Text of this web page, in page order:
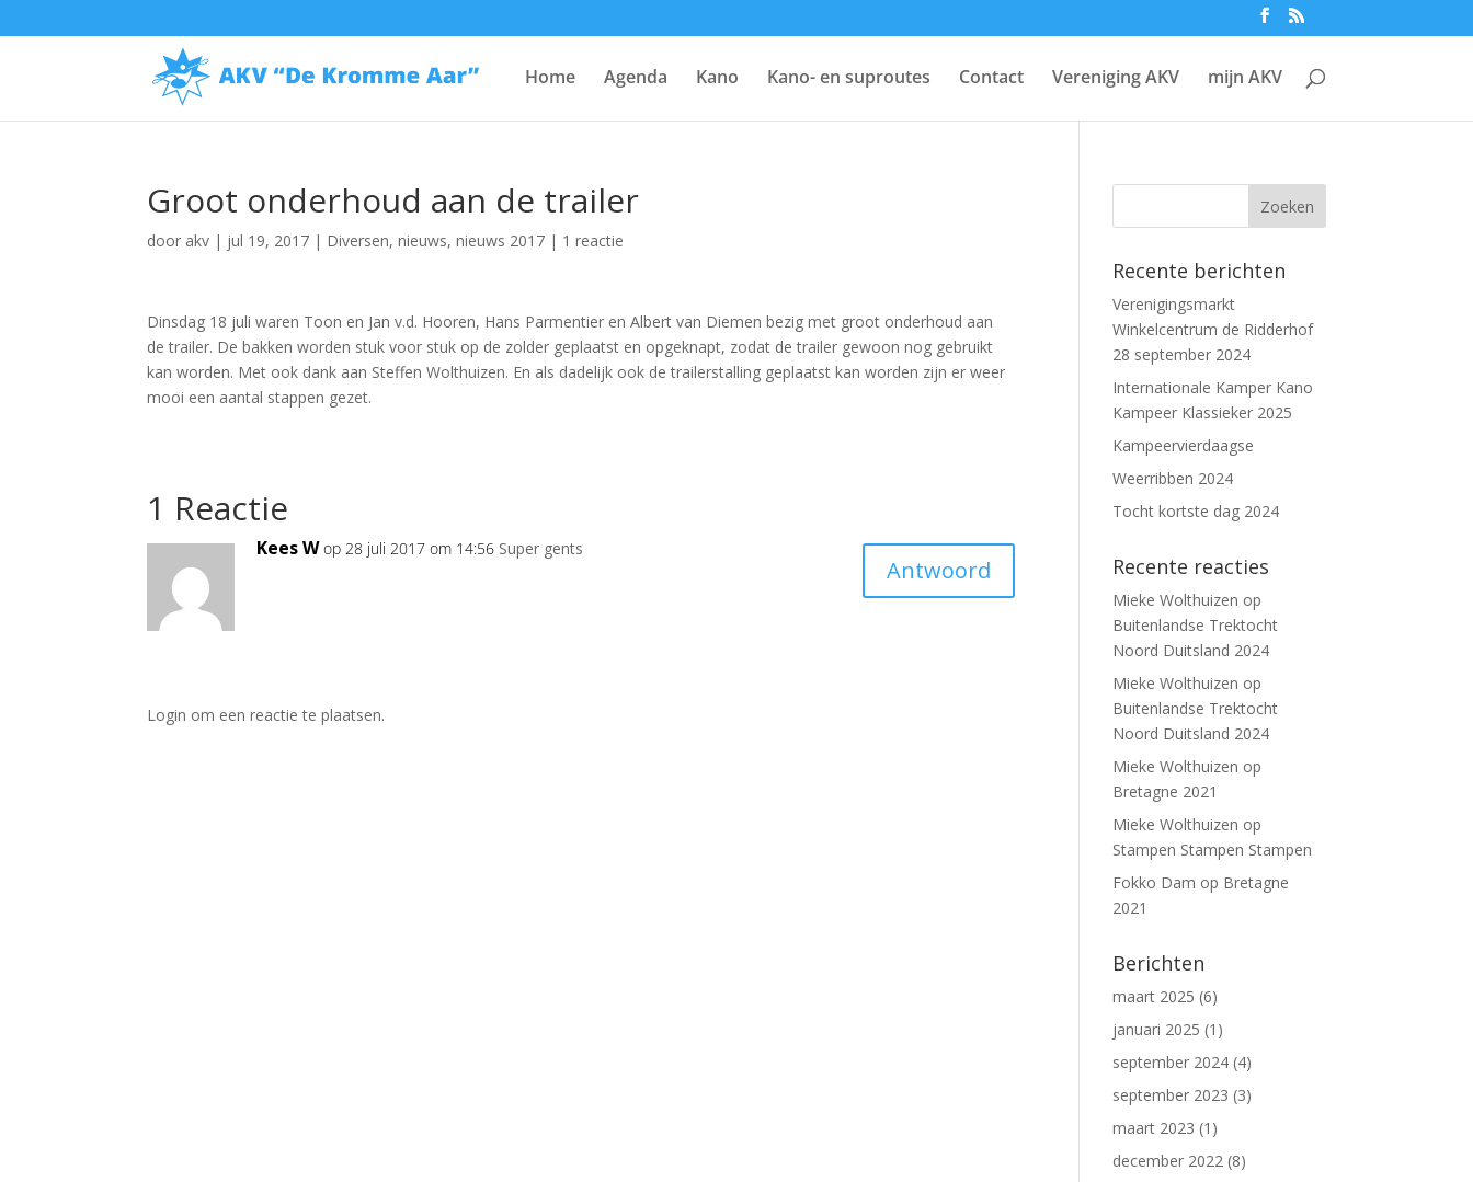
Home Agenda Kano Kano- en suproutes Contact Vereniging AKV mijn AKV
Groot onderhoud aan de trailer
door akv | jul 19, 2017 | Diversen,nieuws,nieuws 2017 | 1 reactie
Dinsdag 18 juli waren Toon en Jan v.d. Hooren, Hans Parmentier en Albert van Diemen bezig met groot onderhoud aan
de trailer. De bakken worden stuk voor stuk op de zolder geplaatst en opgeknapt, zodat de trailer gewoon nog gebruikt
kan worden. Met ook dank aan Steffen Wolthuizen. En als dadelijk ook de trailerstalling geplaatst kan worden zijn er weer
mooi een aantal stappen gezet.
1 Reactie
Kees W op 28 juli 2017 om 14:56 Super gents
Antwoord
Login om een reactie te plaatsen.
Recente berichten
Verenigingsmarkt
Winkelcentrum de Ridderhof
28 september 2024
Internationale Kamper Kano
Kampeer Klassieker 2025
Kampeervierdaagse
Weerribben 2024
Tocht kortste dag 2024
Recente reacties
Mieke Wolthuizen op
Buitenlandse Trektocht
Noord Duitsland 2024
Mieke Wolthuizen op
Buitenlandse Trektocht
Noord Duitsland 2024
Mieke Wolthuizen op
Bretagne 2021
Mieke Wolthuizen op
Stampen Stampen Stampen
Fokko Dam op Bretagne
2021
Berichten
maart 2025 (6)
januari 2025 (1)
september 2024 (4)
september 2023 (3)
maart 2023 (1)
december 2022 (8)